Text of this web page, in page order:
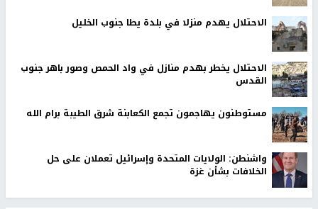
الاحتلال يهدم منزلا في بلدة يطا جنوب الخليل
الاحتلال يخطر بهدم منازل في واد الحمص وصور باهر جنوب
القدس
مستوطنون يهاجمون تجمع الكعابنة شرق الطيبة برام الله
واشنطن: الولايات المتحدة وإسرائيل تعملان على حل
الخلافات بشأن غزة